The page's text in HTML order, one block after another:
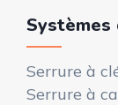
Serrure à
Serrure à